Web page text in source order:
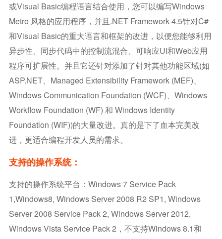
或Visual Basic编程语言结合使用，您可以编写Windows
Metro 风格的应用程序，并且.NET Framework 4.5针对C#
和Visual Basic的重大语言和框架的改进，以便您能够利用
异步性、同步代码中的控制流混合、可响应UI和Web应用
程序可扩展性。并且它还针对添加了针对其他功能区域(如
ASP.NET、Managed Extensibility Framework (MEF)、
Windows Communication Foundation (WCF)、Windows
Workflow Foundation (WF) 和 Windows Identity
Foundation (WIF))的大量改进。真的是下了血本完美改
进，更适合编程开发人员的需求。
支持的操作系统：
支持的操作系统平台：Windows 7 Service Pack
1,Windows8, Windows Server 2008 R2 SP1, Windows
Server 2008 Service Pack 2, Windows Server 2012,
Windows Vista Service Pack 2，不支持Windows 8.1和